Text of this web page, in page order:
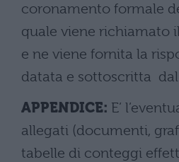
coronamento formale
quale viene richiamato
e ne viene fornita la
datata e sottoscritta
APPENDICE: E’
allegati (documenti,
tabelle di conteggi